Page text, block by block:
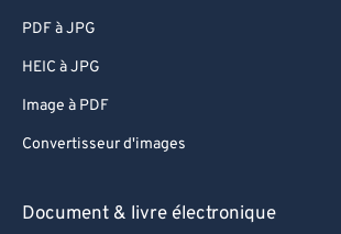
PDF à JPG
HEIC à JPG
Image à PDF
Convertisseur d'images
Document & livre électronique